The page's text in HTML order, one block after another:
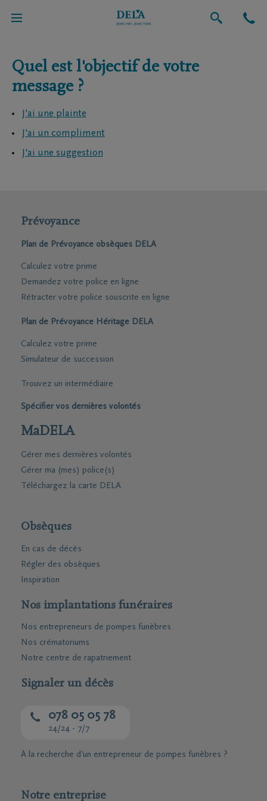
Quel est l'objectif de votre
message ?
J'ai une plainte
J'ai un compliment
J'ai une suggestion
Prévoyance
Plan de Prévoyance obsèques DELA
Calculez votre prime
Demandez votre police en ligne
Rétracter votre police souscrite en ligne
Plan de Prévoyance Héritage DELA
Calculez votre prime
Simulateur de succession
Trouvez un intermédiaire
Spécifier vos dernières volontés
MaDELA
Gérer mes dernières volontés
Gérer ma (mes) police(s)
Téléchargez la carte DELA
Obsèques
En cas de décès
Régler des obsèques
Inspiration
Nos implantations funéraires
Nos entrepreneurs de pompes funèbres
Nos crématoriums
Notre centre de rapatriement
Signaler un décès
078 05 05 78
24/24 - 7/7
À la recherche d’un entrepreneur de pompes funèbres ?
Notre entreprise